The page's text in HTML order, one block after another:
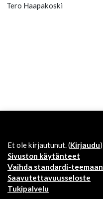
Tero Haapakoski
Et ole kirjautunut. (Kirjaudu)
Sivuston käytänteet
Vaihda standardi-teemaan
Saavutettavuusseloste
Tukipalvelu